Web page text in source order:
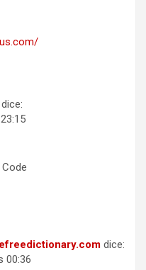
dice:
dice:
00:36